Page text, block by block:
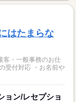
はたまらな
客・一般事務のお仕
受付対応 ・お名前や
ョン/レセプショ